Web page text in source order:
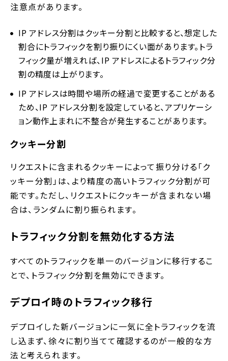
注意点があります。
IP アドレス分割はクッキー分割と比較すると、想定した
割合にトラフィックを割り振りにくい面があります。トラ
フィック量が増えれば、IP アドレスによるトラフィック分
割の精度は上がります。
IP アドレスは時間や場所の経過で変更することがある
ため、IP アドレス分割を設定していると、アプリケーシ
ョン動作上まれに不整合が発生することがあります。
クッキー分割
リクエストに含まれるクッキーによって振り分ける「ク
ッキー分割」は、より精度の高いトラフィック分割が可
能です。ただし、リクエストにクッキーが含まれない場
合は、ランダムに割り振られます。
トラフィック分割を無効化する方法
すべてのトラフィックを単一のバージョンに移行するこ
とで、トラフィック分割を無効にできます。
デプロイ時のトラフィック移行
デプロイした新バージョンに一気に全トラフィックを流
し込まず、徐々に割り当てて確認するのが一般的な方
法と考えられます。